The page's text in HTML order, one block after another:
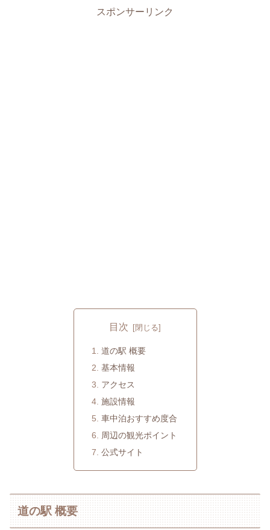
スポンサーリンク
目次
道の駅 概要
基本情報
アクセス
施設情報
車中泊おすすめ度合
周辺の観光ポイント
公式サイト
道の駅 概要